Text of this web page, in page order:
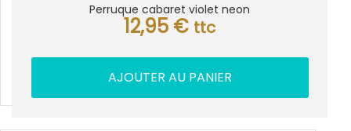
Perruque cabaret violet neon
12,95 € ttc
AJOUTER AU PANIER